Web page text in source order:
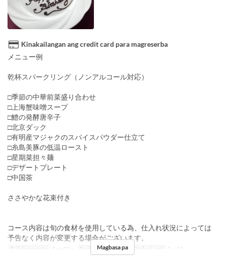
Kinakailangan ang credit card para magreserba
メニュー例
乾杯スパークリング（ノンアルコール対応）
□季節の中華前菜盛り合わせ
□上海蟹味噌スープ
□鱧の発酵唐辛子
□北京ダック
□有明産マジャクのスパイスパウダー仕立て
□糸島美豚の低温ロースト
□星期菜担々麺
□デザートプレート
□中国茶
ささやかな花束付き
コース内容は旬の食材を使用している為、仕入れ状況によっては
予告なく内容が変更する場合がございます。
Balidong petsa Ene 03 ~ Pagkain Hapunan Order Limit 2 ~ 12
Magbasa pa